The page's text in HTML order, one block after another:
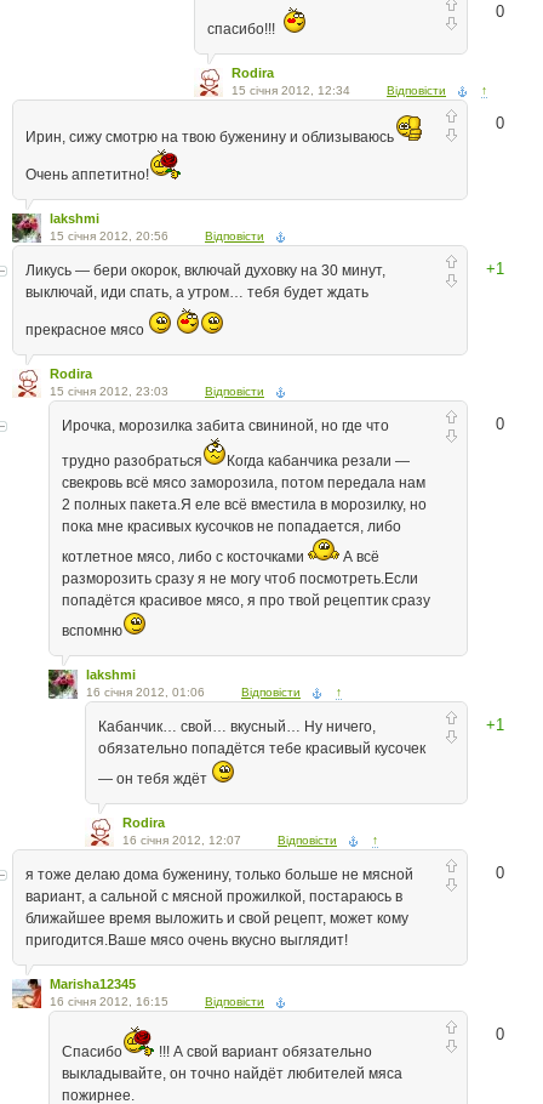
0
спасибо!!!
Rodira
15 січня 2012, 12:34 Відповісти ↑
0
Ирин, сижу смотрю на твою буженину и облизываюсь
Очень аппетитно!
lakshmi
15 січня 2012, 20:56 Відповісти
+1
Ликусь — бери окорок, включай духовку на 30 минут,
выключай, иди спать, а утром… тебя будет ждать
прекрасное мясо
Rodira
15 січня 2012, 23:03 Відповісти
0
Ирочка, морозилка забита свининой, но где что
трудно разобраться
Когда кабанчика резали —
свекровь всё мясо заморозила, потом передала нам
2 полных пакета.Я еле всё вместила в морозилку, но
пока мне красивых кусочков не попадается, либо
котлетное мясо, либо с косточками
А всё
разморозить сразу я не могу чтоб посмотреть.Если
попадётся красивое мясо, я про твой рецептик сразу
вспомню
lakshmi
16 січня 2012, 01:06 Відповісти ↑
+1
Кабанчик… свой… вкусный… Ну ничего,
обязательно попадётся тебе красивый кусочек
— он тебя ждёт
Rodira
16 січня 2012, 12:07 Відповісти ↑
0
я тоже делаю дома буженину, только больше не мясной
вариант, а сальной с мясной прожилкой, постараюсь в
ближайшее время выложить и свой рецепт, может кому
пригодится.Ваше мясо очень вкусно выглядит!
Marisha12345
16 січня 2012, 16:15 Відповісти
0
Спасибо
!!! А свой вариант обязательно
выкладывайте, он точно найдёт любителей мяса
пожирнее.